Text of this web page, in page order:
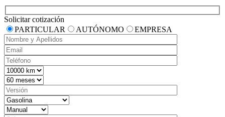
Solicitar cotización
PARTICULAR
AUTÓNOMO EMPRESA